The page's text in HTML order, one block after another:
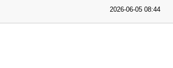
2026-06-05 08:44